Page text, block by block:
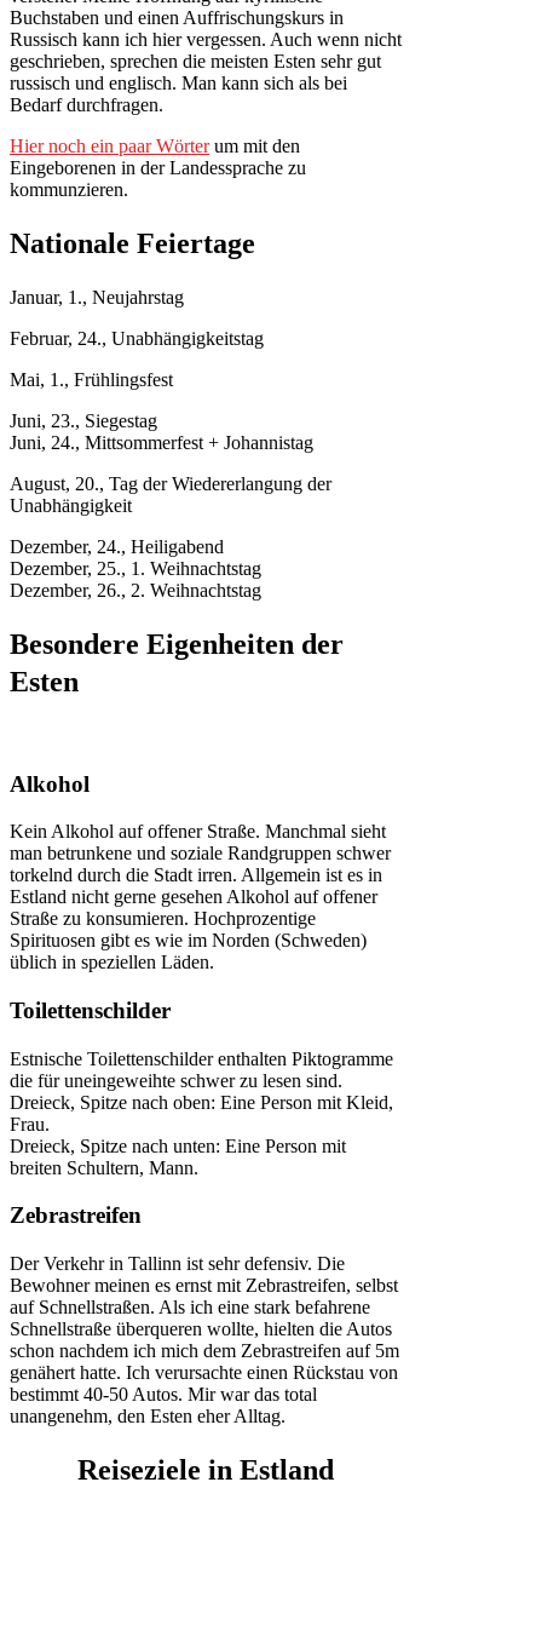
Buchstaben und einen Auffrischungskurs in
Russisch kann ich hier vergessen. Auch wenn nicht
geschrieben, sprechen die meisten Esten sehr gut
russisch und englisch. Man kann sich als bei
Bedarf durchfragen.
Hier noch ein paar Wörterum mit den
Eingeborenen in der Landessprache zu
kommunzieren.
Nationale Feiertage
Januar, 1., Neujahrstag
Februar, 24., Unabhängigkeitstag
Mai, 1., Frühlingsfest
Juni, 23., Siegestag
Juni, 24., Mittsommerfest + Johannistag
August, 20., Tag der Wiedererlangung der
Unabhängigkeit
Dezember, 24., Heiligabend
Dezember, 25., 1. Weihnachtstag
Dezember, 26., 2. Weihnachtstag
Besondere Eigenheiten der
Esten
Alkohol
Kein Alkohol auf offener Straße. Manchmal sieht
man betrunkene und soziale Randgruppen schwer
torkelnd durch die Stadt irren. Allgemein ist es in
Estland nicht gerne gesehen Alkohol auf offener
Straße zu konsumieren. Hochprozentige
Spirituosen gibt es wie im Norden (Schweden)
üblich in speziellen Läden.
Toilettenschilder
Estnische Toilettenschilder enthalten Piktogramme
die für uneingeweihte schwer zu lesen sind.
Dreieck, Spitze nach oben: Eine Person mit Kleid,
Frau.
Dreieck, Spitze nach unten: Eine Person mit
breiten Schultern, Mann.
Zebrastreifen
Der Verkehr in Tallinn ist sehr defensiv. Die
Bewohner meinen es ernst mit Zebrastreifen, selbst
auf Schnellstraßen. Als ich eine stark befahrene
Schnellstraße überqueren wollte, hielten die Autos
schon nachdem ich mich dem Zebrastreifen auf 5m
genähert hatte. Ich verursachte einen Rückstau von
bestimmt 40-50 Autos. Mir war das total
unangenehm, den Esten eher Alltag.
Reiseziele in Estland